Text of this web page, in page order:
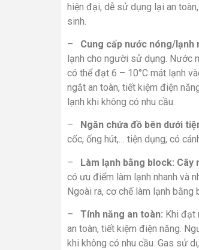
hiện đại, dễ sử dụng lại an
sinh.
– Cung cấp nước nóng/lạnh
lạnh cho người sử dụng. Nước
có thể đạt 6 – 10°C mát lạnh
ngắt an toàn, tiết kiệm điện
lạnh khi không có nhu cầu.
– Ngăn chứa đồ bên dưới
cốc, ống hút,… tiện dụng, có
– Làm lạnh bằng block: Cây
có ưu điểm làm lạnh nhanh và
Ngoài ra, cơ chế làm lạnh
– Tính năng an toàn: Khi đạt
an toàn, tiết kiệm điện năng.
khi không có nhu cầu. Gas sử